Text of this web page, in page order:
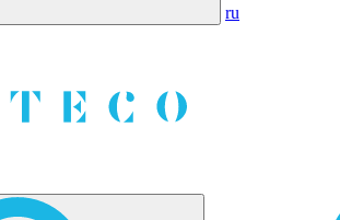
ru